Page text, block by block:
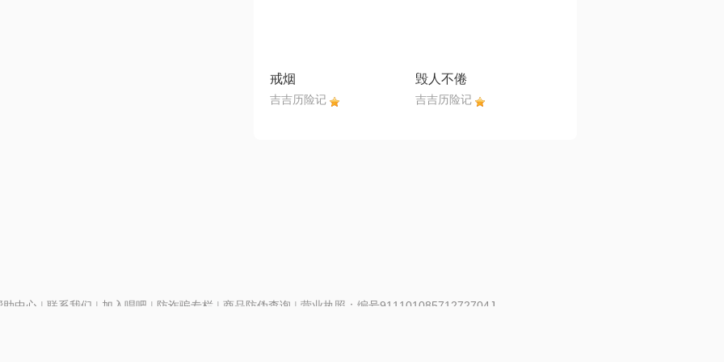
戒烟
吉吉历险记
毁人不倦
吉吉历险记
助中心 | 联系我们 | 加入唱吧 | 防诈骗专栏 | 商品防伪查询 | 营业执照：编号91110108571272704J